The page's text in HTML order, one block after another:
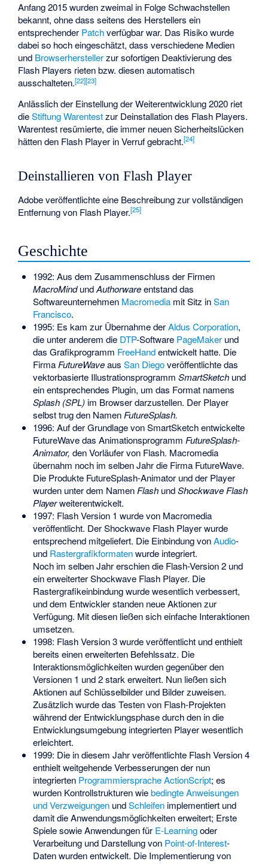
Anfang 2015 wurden zweimal in Folge Schwachstellen
bekannt, ohne dass seitens des Herstellers ein
entsprechender Patchverfügbar war. Das Risiko wurde
dabei so hoch eingeschätzt, dass verschiedene Medien
und Browserherstellerzur sofortigen Deaktivierung des
Flash Players rieten bzw. diesen automatisch
ausschalteten.[22][23]
Anlässlich der Einstellung der Weiterentwicklung 2020 riet
dieStiftung Warentestzur Deinstallation des Flash Players.
Warentest resümierte, die immer neuen Sicherheitslücken
hätten den Flash Player in Verruf gebracht.[24]
Deinstallieren von Flash Player
Adobe veröffentlichte eine Beschreibung zur vollständigen
Entfernung von Flash Player.[25]
Geschichte
1992: Aus dem Zusammenschluss der Firmen
MacroMindundAuthorwareentstand das
Softwareunternehmen Macromediamit Sitz inSan
Francisco.
1995: Es kam zur Übernahme derAldus Corporation,
die unter anderem die DTP-Software PageMakerund
das Grafikprogramm FreeHandentwickelt hatte. Die
Firma FutureWaveaus San Diegoveröffentlichte das
vektorbasierte Illustrationsprogramm SmartSketchund
ein entsprechendes Plugin, um das Format namens
Splash (SPL)im Browser darzustellen. Der Player
selbst trug den Namen FutureSplash.
1996: Auf der Grundlage von SmartSketch entwickelte
FutureWave das Animationsprogramm FutureSplash-
Animator, den Vorläufer von Flash. Macromedia
übernahm noch im selben Jahr die Firma FutureWave.
Die Produkte FutureSplash-Animator und der Player
wurden unter dem Namen FlashundShockwave Flash
Playerweiterentwickelt.
1997: Flash Version 1 wurde von Macromedia
veröffentlicht. Der Shockwave Flash Player wurde
entsprechend mitgeliefert. Die Einbindung vonAudio-
und Rastergrafikformatenwurde integriert.
Noch im selben Jahr erschien die Flash-Version 2 und
ein erweiterter Shockwave Flash Player. Die
Rastergrafikeinbindung wurde wesentlich verbessert,
und dem Entwickler standen neue Aktionen zur
Verfügung. Mit diesen ließen sich einfache Interaktionen
umsetzen.
1998: Flash Version 3 wurde veröffentlicht und enthielt
bereits einen erweiterten Befehlssatz. Die
Interaktionsmöglichkeiten wurden gegenüber den
Versionen 1 und 2 stark erweitert. Nun ließen sich
Aktionen auf Schlüsselbilder und Bilder zuweisen.
Zusätzlich wurde das Testen von Flash-Projekten
während der Entwicklungsphase durch den in die
Entwicklungsumgebung integrierten Player wesentlich
erleichtert.
1999: Die in diesem Jahr veröffentlichte Flash Version 4
enthielt weitgehende Verbesserungen der nun
integrierten Programmiersprache ActionScript; es
wurden Kontrollstrukturen wiebedingte Anweisungen
und VerzweigungenundSchleifenimplementiert und
damit die Anwendungsmöglichkeiten erweitert; Erste
Spiele sowie Anwendungen für E-Learningoder
Verarbeitung und Darstellung von Point-of-Interest-
Daten wurden entwickelt. Die Implementierung von